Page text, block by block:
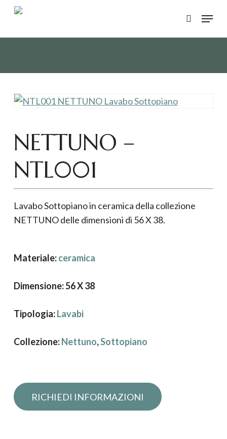
Skip
main
search
Menu
NETTUNO –
NTL001
Lavabo Sottopiano in ceramica della collezione
NETTUNO delle dimensioni di 56 X 38.
Materiale:ceramica
Dimensione: 56 X 38
Tipologia:Lavabi
Collezione:Nettuno,Sottopiano
Richiedi informazioni